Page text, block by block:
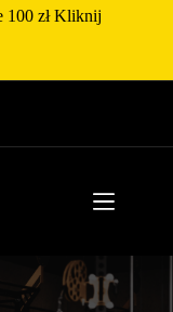
100 zł Kliknij